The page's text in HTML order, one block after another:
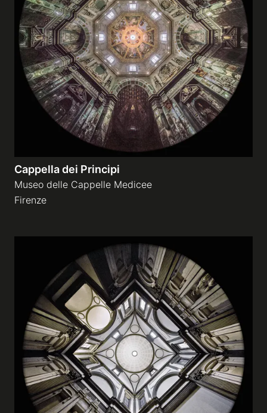
Cappella dei Principi
Museo delle Cappelle Medicee
Firenze